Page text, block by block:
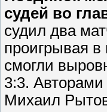
судей во
судил два
проигрывая в
смогли
3:3. Авторами
Михаил